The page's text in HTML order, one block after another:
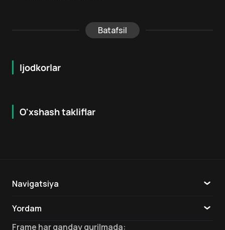
Batafsil
Ijodkorlar
O'xshash takliflar
18 + 8.2
Navigatsiya
Yordam
Aloqa
Frame har qanday qurilmada: